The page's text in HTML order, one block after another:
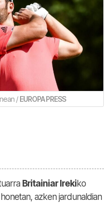
/EUROPA PRESS
Britainiar Irekiko
azken jardunaldian